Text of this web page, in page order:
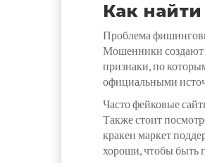
Как
Проблема
Мошенники создают
признаки, по
официальными
Часто фейковые
Также стоит
кракен маркет
хороши, чтобы быть